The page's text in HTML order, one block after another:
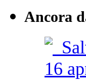
Ancora